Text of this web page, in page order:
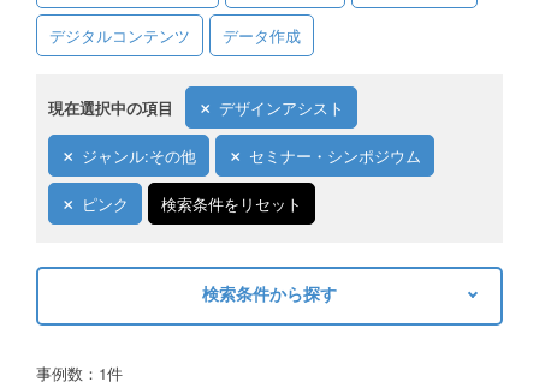
デジタルコンテンツ データ作成
現在選択中の項目 デザインアシスト
ジャンル:その他 セミナー・シンポジウム
ピンク 検索条件をリセット
検索条件から探す
事例数：1件